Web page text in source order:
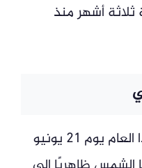
ثلاثة أشهر منذ
ويحدث الانقلاب الصيفي هذا العام يوم 21 يونيو